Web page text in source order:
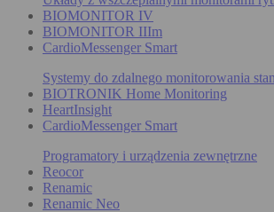
BIOMONITOR IV
BIOMONITOR IIIm
CardioMessenger Smart
Systemy do zdalnego monitorowania
BIOTRONIK Home Monitoring
HeartInsight
CardioMessenger Smart
Programatory i urządzenia zewnętrzne
Reocor
Renamic
Renamic Neo